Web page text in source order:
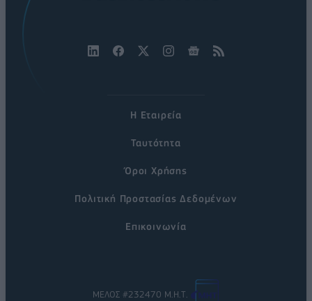
Η Εταιρεία
Ταυτότητα
Όροι Χρήσης
Πολιτική Προστασίας Δεδομένων
Επικοινωνία
ΜΕΛΟΣ #232470 Μ.Η.Τ.